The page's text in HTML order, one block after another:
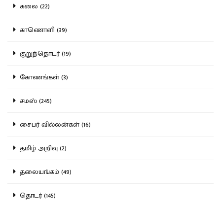
கலை (22)
காணொளி (39)
குறுந்தொடர் (19)
கோணங்கள் (3)
சமஸ் (245)
சைபர் வில்லன்கள் (16)
தமிழ் அறிவு (2)
தலையங்கம் (49)
தொடர் (145)